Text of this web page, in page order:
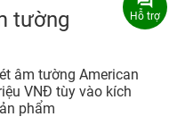
tường
âm tường American
VNĐ tùy vào kích
phẩm
Hỗ trợ